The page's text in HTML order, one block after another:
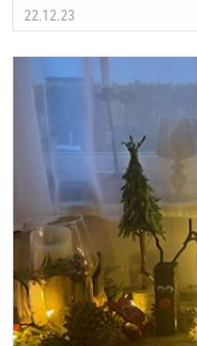
22.12.23